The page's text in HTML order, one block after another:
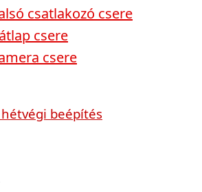
csatlakozó csere
csere
csere
beépítés